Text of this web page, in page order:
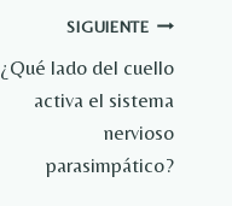
SIGUIENTE
¿Qué lado del cuello
activa el sistema
nervioso
parasimpático?